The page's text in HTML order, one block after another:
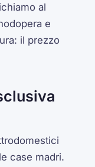
al
e
il prezzo
case madri.